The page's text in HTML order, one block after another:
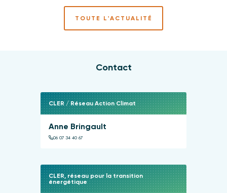
TOUTE L'ACTUALITÉ
Contact
CLER / Réseau Action Climat
Anne Bringault
06 07 34 40 67
CLER, réseau pour la transition
énergétique